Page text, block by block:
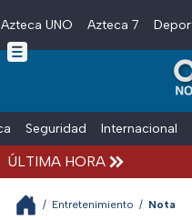
Skip to main content
Azteca UNO Azteca 7
Seguridad Internacional
ÚLTIMA HORA
/ Entretenimiento / Nota